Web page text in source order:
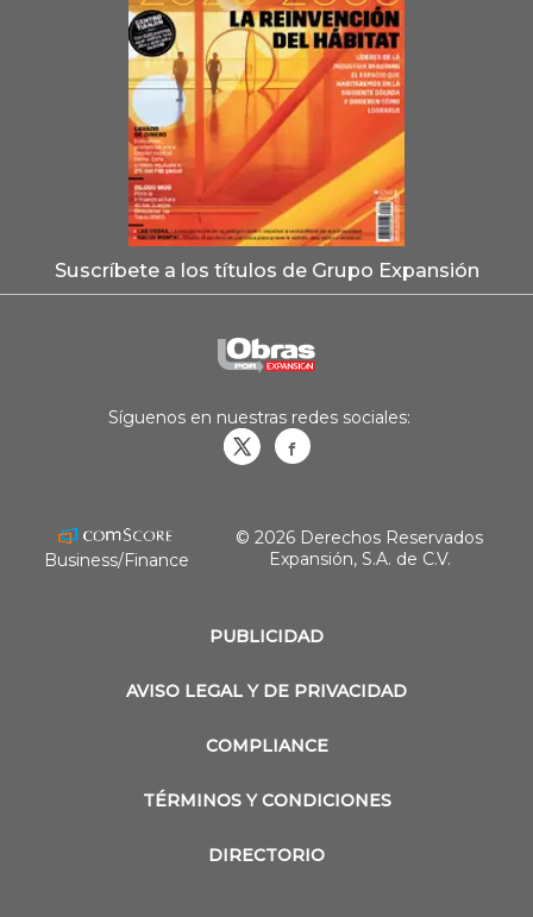
Suscríbete a los títulos de Grupo Expansión
PUBLICIDAD
AVISO LEGAL Y DE PRIVACIDAD
COMPLIANCE
TÉRMINOS Y CONDICIONES
DIRECTORIO
Síguenos en nuestras redes sociales:
Business/Finance
© 2026 Derechos Reservados
Expansión, S.A. de C.V.